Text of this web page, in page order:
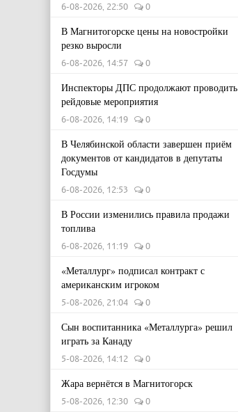
6-08-2026, 22:50 0
В Магнитогорске цены на новостройки
резко выросли
6-08-2026, 14:57 0
Инспекторы ДПС продолжают проводить
рейдовые мероприятия
6-08-2026, 14:19 0
В Челябинской области завершен приём
документов от кандидатов в депутаты
Госдумы
6-08-2026, 12:53 0
В России изменились правила продажи
топлива
6-08-2026, 11:19 0
«Металлург» подписал контракт с
американским игроком
5-08-2026, 21:04 0
Сын воспитанника «Металлурга» решил
играть за Канаду
5-08-2026, 14:12 0
Жара вернётся в Магнитогорск
5-08-2026, 12:30 0